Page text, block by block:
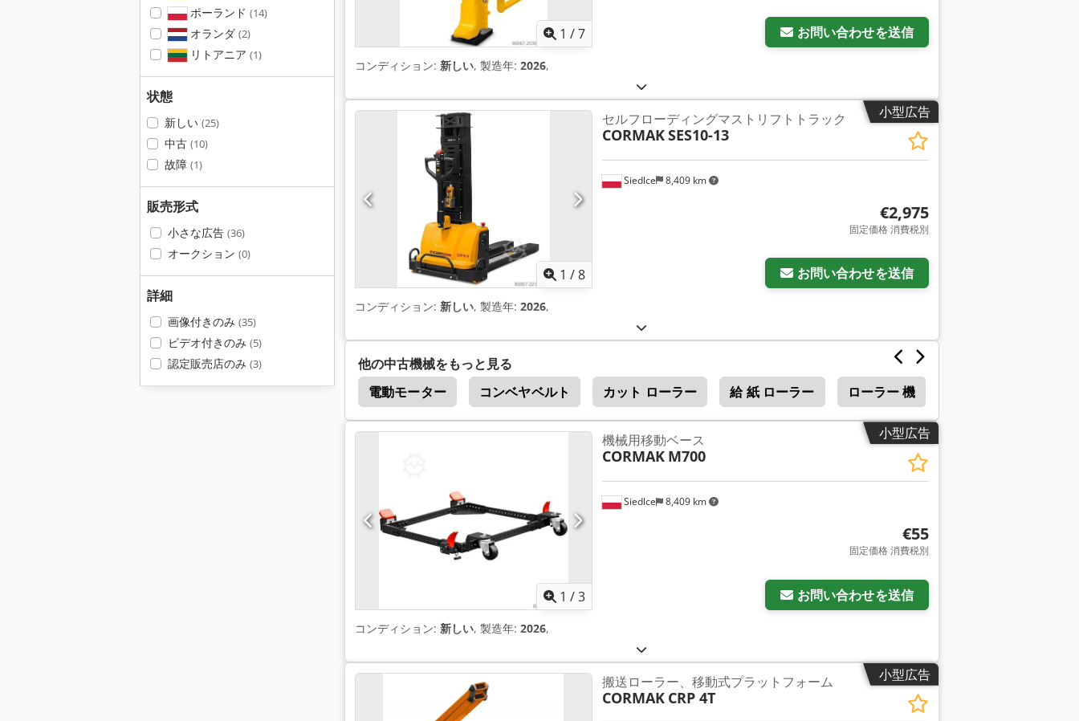
ポーランド (14)
オランダ (2)
リトアニア (1)
状態
新しい (25)
中古 (10)
故障 (1)
販売形式
小さな広告 (36)
オークション (0)
詳細
画像付きのみ (35)
ビデオ付きのみ (5)
認定販売店のみ (3)
1 /7 お問い合わせを送信
コンディション: 新しい, 製造年: 2026,
小型広告
1 /8
Siedlce 8,409 km
セルフローディングマストリフトトラック
CORMAKSES10-13
€2,975
固定価格 消費税別
お問い合わせを送信
コンディション: 新しい, 製造年: 2026,
他の中古機械をもっと見る
電動モーター
コンベヤベルト カット ローラー 給 紙 ローラー ローラー 機
プラットフォーム ドラム レバー ハサミ
小型広告
1 /3
Siedlce 8,409 km
機械用移動ベース
CORMAK M700
€55
固定価格 消費税別
お問い合わせを送信
コンディション: 新しい, 製造年: 2026,
小型広告
搬送ローラー、移動式プラットフォーム
CORMAK CRP 4T